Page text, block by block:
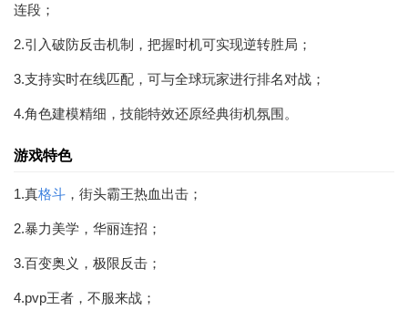
连段；
2.引入破防反击机制，把握时机可实现逆转胜局；
3.支持实时在线匹配，可与全球玩家进行排名对战；
4.角色建模精细，技能特效还原经典街机氛围。
游戏特色
1.真格斗 ，街头霸王热血出击；
2.暴力美学，华丽连招；
3.百变奥义，极限反击；
4.pvp王者，不服来战；